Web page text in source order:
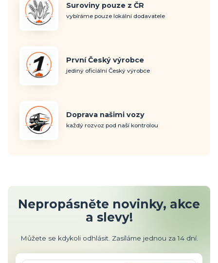
Suroviny pouze z ČR
vybíráme pouze lokální dodavatele
První Český výrobce
jediný oficiální Český výrobce
Doprava našimi vozy
každý rozvoz pod naší kontrolou
Nepropásněte novinky, akce
a slevy!
Můžete se kdykoli odhlásit. Zasíláme jednou za 14 dní.